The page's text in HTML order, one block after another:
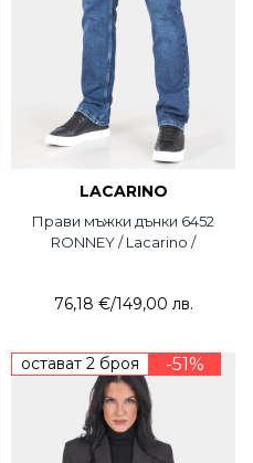
LACARINO
Прави мъжки дънки 6452
RONNEY / Lacarino /
76,18 €/149,00 лв.
остават 2 броя -51%